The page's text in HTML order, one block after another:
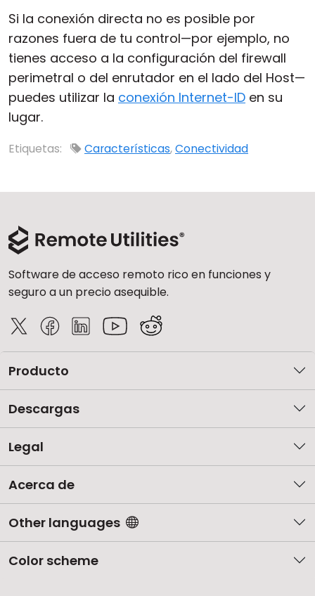
Si la conexión directa no es posible por
razones fuera de tu control—por ejemplo, no
tienes acceso a la configuración del firewall
perimetral o del enrutador en el lado del Host—
puedes utilizar la conexión Internet-ID en su
lugar.
Etiquetas: Características,Conectividad
Software de acceso remoto rico en funciones y
seguro a un precio asequible.
Producto
Descargas
Legal
Acerca de
Other languages
Color scheme